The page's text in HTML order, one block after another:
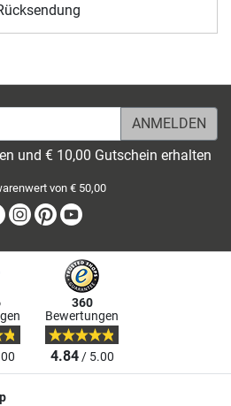
und € 10,00 Gutschein erhalten
von € 50,00
Facebook
Instagram
Pinterest
360
Bewertungen
4.84/ 5.00